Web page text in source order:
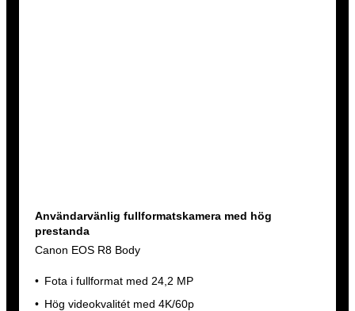
Användarvänlig fullformatskamera med hög
prestanda
Canon EOS R8 Body
Fota i fullformat med 24,2 MP
Hög videokvalitét med 4K/60p